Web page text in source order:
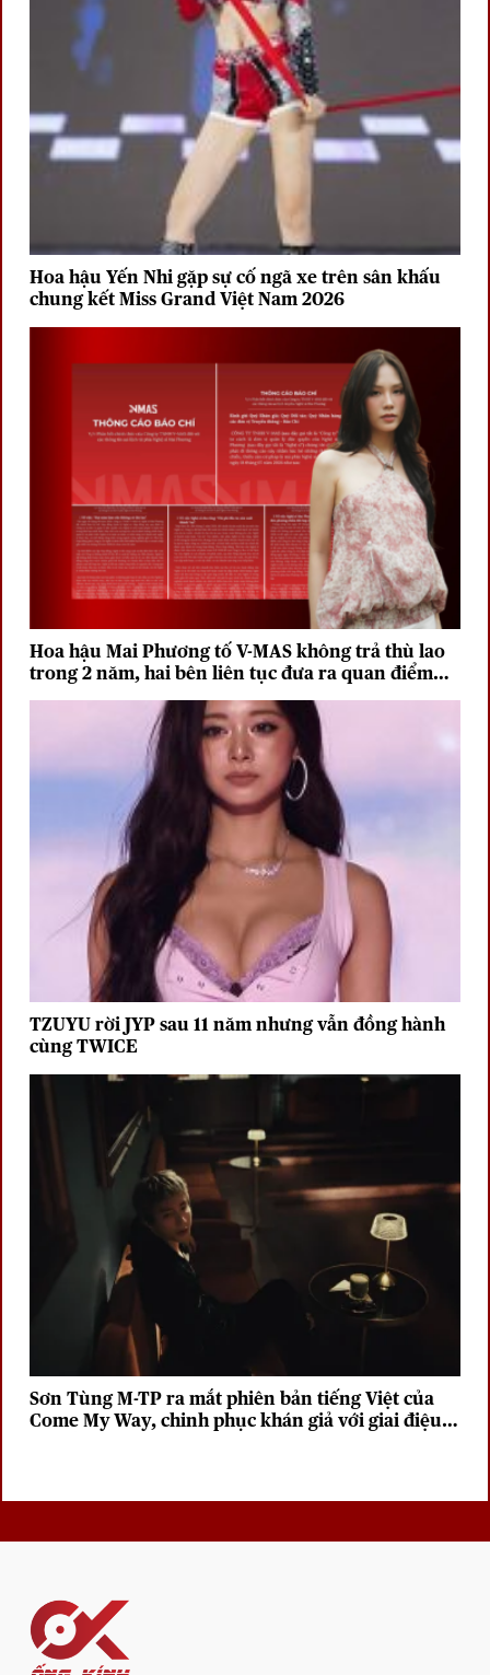
Hoa hậu Yến Nhi gặp sự cố ngã xe trên sân khấu
chung kết Miss Grand Việt Nam 2026
Hoa hậu Mai Phương tố V-MAS không trả thù lao
trong 2 năm, hai bên liên tục đưa ra quan điểm
trái chiều
TZUYU rời JYP sau 11 năm nhưng vẫn đồng hành
cùng TWICE
Sơn Tùng M-TP ra mắt phiên bản tiếng Việt của
Come My Way, chinh phục khán giả với giai điệu